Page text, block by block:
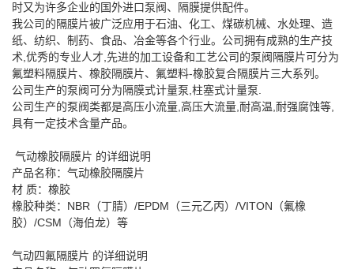
时又为许多企业的国外进口泵阀、隔膜提供配件。
我公司的隔膜片被广泛应用于石油、化工、煤碳机械、水处理、造
纸、纺织、制药、食品、冶金等各个行业。公司拥有成熟的生产技
术,优秀的专业人才,先进的加工设备和工艺公司的泵阀隔膜片可分为
氟塑料隔膜片、橡胶隔膜片、氟塑料-橡胶复合隔膜片三大系列。
公司生产的泵阀可分为隔膜式计量泵,柱塞式计量泵.
公司生产的泵阀类都是高压小流量,高压大流量,耐高温,耐强腐蚀等,
具有一定技术含量产品。
气动橡胶隔膜片 的详细说明
产品名称：气动橡胶隔膜片
材 质：橡胶
橡胶种类：NBR（丁腈）/EPDM（三元乙丙）/VITON（氟橡
胶）/CSM（海伯龙）等
气动四氟隔膜片 的详细说明